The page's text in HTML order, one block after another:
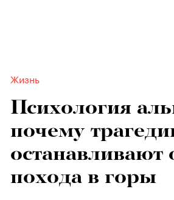
Жизнь
Психология
почему
останавливают
похода в горы